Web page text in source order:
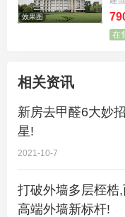
微孔结构吸附这些
效果图
在
相关资讯
新房去甲醛6大妙
星!
2021-10-7
打破外墙多层桎梏
高端外墙新标杆!